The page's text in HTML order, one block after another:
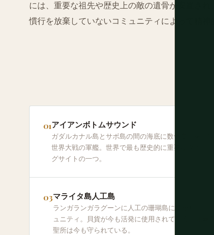
には、重要な祖先や歴史上の敵の遺骨が安置さ
慣行を放棄していないコミュニティによって精神
アイアンボトムサウンド
ガダルカナル島とサボ島の間の海底に数十隻の第二次
世界大戦の軍艦。世界で最も歴史的に重要なダイビン
グサイトの一つ。
マライタ島人工島
ランガランガラグーンに人工の珊瑚島に築かれたコミ
ュニティ。貝貨が今も活発に使用されている。頭蓋骨
聖所は今も守られている。